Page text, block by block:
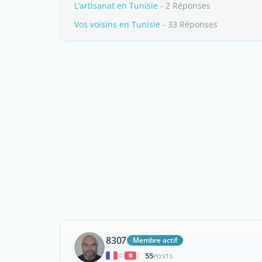
L’artisanat en Tunisie - 2 Réponses
Vos voisins en Tunisie - 33 Réponses
8307
Membre actif
|
55POSTS